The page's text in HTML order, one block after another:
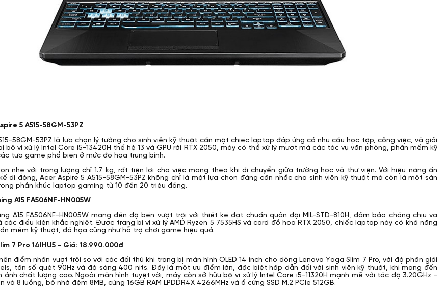
5 A515-58GM-53PZ
58GM-53PZ là lựa chọn lý tưởng cho sinh viên kỹ thuật cần một chiếc laptop đáp ứng cả nhu cầu học tập, công việc, và giải
bộ vi xử lý Intel Core i5-13420H thế hệ 13 và GPU rời RTX 2050, máy có thể xử lý mượt mà các tác vụ văn phòng, phần mềm kỹ
tựa game phổ biến ở mức đồ họa trung bình.
nhẹ với trọng lượng chỉ 1.7 kg, rất tiện lợi cho việc mang theo khi di chuyển giữa trường học và thư viện. Với hiệu năng ấn
di động, Acer Aspire 5 A515-58GM-53PZ không chỉ là một lựa chọn đáng cân nhắc cho sinh viên kỹ thuật mà còn là một sản
phân khúc laptop gaming từ 10 đến 20 triệu đồng.
A15 FA506NF-HN005W
A15 FA506NF-HN005W mang đến độ bền vượt trội với thiết kế đạt chuẩn quân đội MIL-STD-810H, đảm bảo chống chịu va
các điều kiện khắc nghiệt. Được trang bị vi xử lý AMD Ryzen 5 7535HS và card đồ họa RTX 2050, chiếc laptop này có khả năng
mềm kỹ thuật, đồ họa cũng như hỗ trợ chơi game hiệu quả.
7 Pro 14IHU5 - Giá: 18.990.000đ
điểm nhấn vượt trội so với các đối thủ khi trang bị màn hình OLED 14 inch cho dòng Lenovo Yoga Slim 7 Pro, với độ phân giải
tần số quét 90Hz và độ sáng 400 nits. Đây là một ưu điểm lớn, đặc biệt hấp dẫn đối với sinh viên kỹ thuật, khi mang đến
ảnh chất lượng cao. Ngoài màn hình tuyệt vời, máy còn sở hữu bộ vi xử lý Intel Core i5-11320H mạnh mẽ với tốc độ 3.20GHz -
và 8 luồng, bộ nhớ đệm 8MB, cùng 16GB RAM LPDDR4X 4266MHz và ổ cứng SSD M.2 PCIe 512GB.